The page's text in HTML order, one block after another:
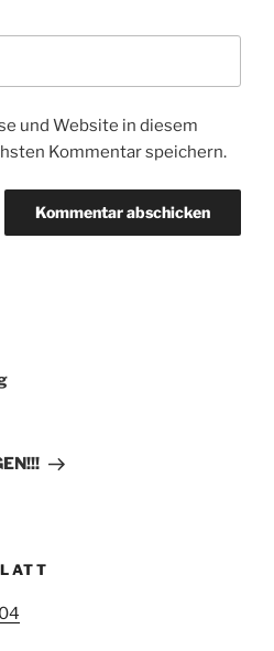
und Website in diesem
Kommentar speichern.